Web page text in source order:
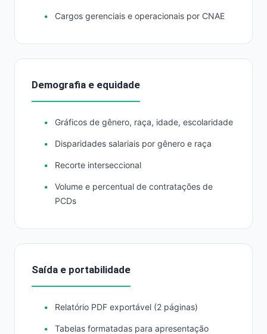
Cargos gerenciais e operacionais por CNAE
Demografia e equidade
Gráficos de gênero, raça, idade, escolaridade
Disparidades salariais por gênero e raça
Recorte interseccional
Volume e percentual de contratações de
PCDs
Saída e portabilidade
Relatório PDF exportável (2 páginas)
Tabelas formatadas para apresentação